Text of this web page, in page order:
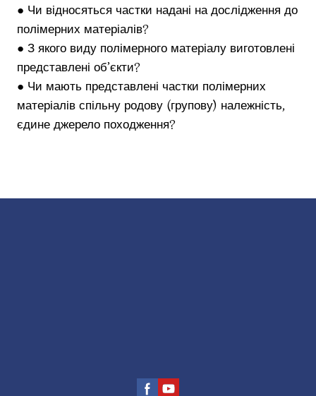
● Чи відносяться частки надані на дослідження до
полімерних матеріалів?
● З якого виду полімерного матеріалу виготовлені
представлені об’єкти?
● Чи мають представлені частки полімерних
матеріалів спільну родову (групову) належність,
єдине джерело походження?